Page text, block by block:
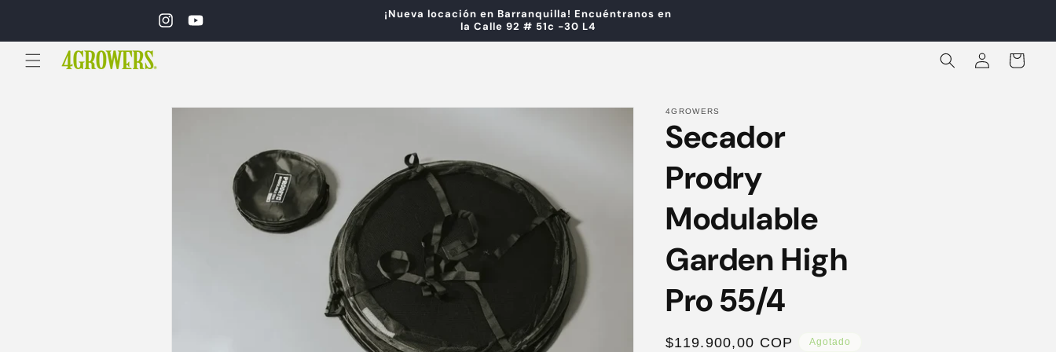
InstagramYouTube
¡Nueva locación en Barranquilla! Encuéntranos en
la Calle 92 # 51c -30 L4
sesión
Carrito
directamente
del producto
4GROWERS
Secador
Prodry
Modulable
Garden High
Pro 55/4
Precio
$119.900,00 COP Agotado